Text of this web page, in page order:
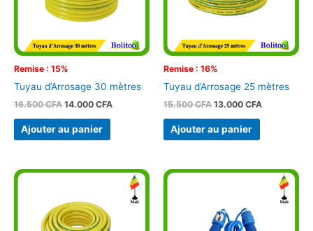
Remise : 15%
Tuyau d’Arrosage 30 mètres
16.500CFA 14.000 CFA
Ajouter au panier
Remise : 16%
Tuyau d’Arrosage 25 mètres
15.500CFA 13.000 CFA
Ajouter au panier